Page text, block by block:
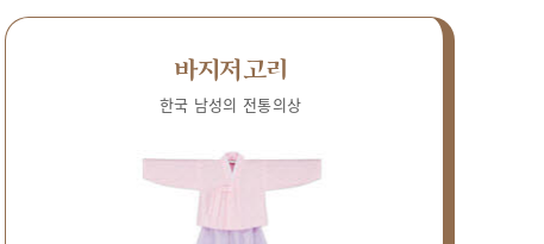
바지저고리
한국 남성의 전통의상